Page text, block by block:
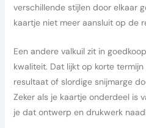
verschillende stijlen door elkaar
kaartje niet meer aansluit op de
Een andere valkuil zit in
kwaliteit. Dat lijkt op korte
resultaat of slordige snijmarge
Zeker als je kaartje onderdeel is
je dat ontwerp en drukwerk